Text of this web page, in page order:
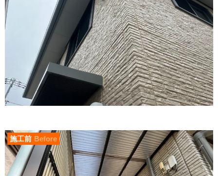
施工前 Before